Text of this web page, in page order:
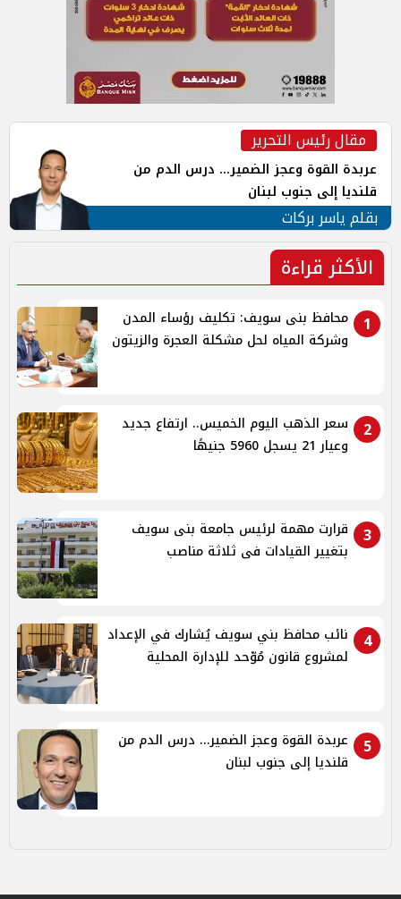
مقال رئيس التحرير
عربدة القوة وعجز الضمير... درس الدم من
قلنديا إلى جنوب لبنان
بقلم ياسر بركات
الأكثر قراءة
1
محافظ بنى سويف: تكليف رؤساء المدن
وشركة المياه لحل مشكلة العجرة والزيتون
2
سعر الذهب اليوم الخميس.. ارتفاع جديد
وعيار 21 يسجل 5960 جنيهًا
3
قرارت مهمة لرئيس جامعة بنى سويف
بتغيير القيادات فى ثلاثة مناصب
4
نائب محافظ بني سويف يُشارك في الإعداد
لمشروع قانون مُوّحد للإدارة المحلية
5
عربدة القوة وعجز الضمير... درس الدم من
قلنديا إلى جنوب لبنان